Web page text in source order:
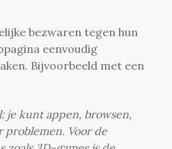
bezwaren tegen hun
eenvoudig
Bijvoorbeeld met een
je kunt appen, browsen,
problemen. Voor de